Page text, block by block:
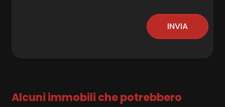
INVIA
Alcuni immobili che potrebbero